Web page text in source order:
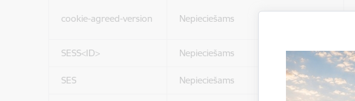
cookie-agreed-version Nepieciešams
SESS<ID> Nepieciešams
SES Nepieciešams